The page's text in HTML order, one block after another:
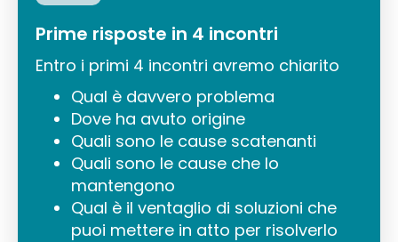
Prime risposte in 4 incontri
Entro i primi 4 incontri avremo chiarito
Qual è davvero problema
Dove ha avuto origine
Quali sono le cause scatenanti
Quali sono le cause che lo
mantengono
Qual è il ventaglio di soluzioni che
puoi mettere in atto per risolverlo